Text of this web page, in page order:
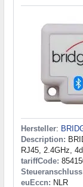
Hersteller:
Description:
RJ45, 2.4GHz,
tariffCode:
euEccn: NLR